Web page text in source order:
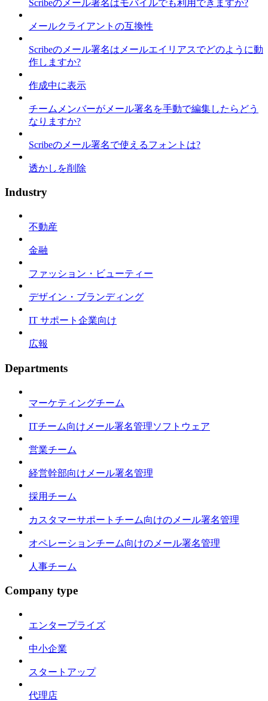
Scribeのメール署名はモバイルでも利用できますか?
メールクライアントの互換性
Scribeのメール署名はメールエイリアスでどのように動
作しますか?
作成中に表示
チームメンバーがメール署名を手動で編集したらどう
なりますか?
Scribeのメール署名で使えるフォントは?
透かしを削除
Industry
不動産
金融
ファッション・ビューティー
デザイン・ブランディング
IT サポート企業向け
広報
Departments
マーケティングチーム
ITチーム向けメール署名管理ソフトウェア
営業チーム
経営幹部向けメール署名管理
採用チーム
カスタマーサポートチーム向けのメール署名管理
オペレーションチーム向けのメール署名管理
人事チーム
Company type
エンタープライズ
中小企業
スタートアップ
代理店